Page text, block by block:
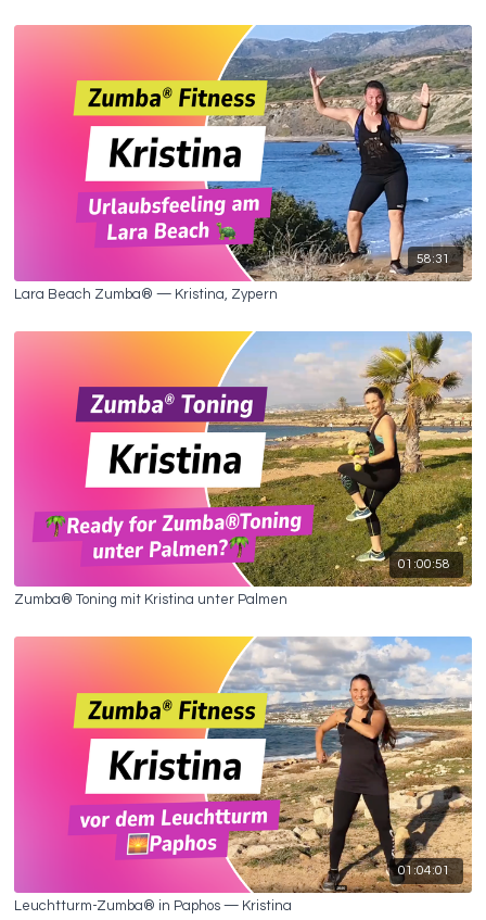
58:31
Lara Beach Zumba® — Kristina, Zypern
01:00:58
Zumba® Toning mit Kristina unter Palmen
01:04:01
Leuchtturm-Zumba® in Paphos — Kristina